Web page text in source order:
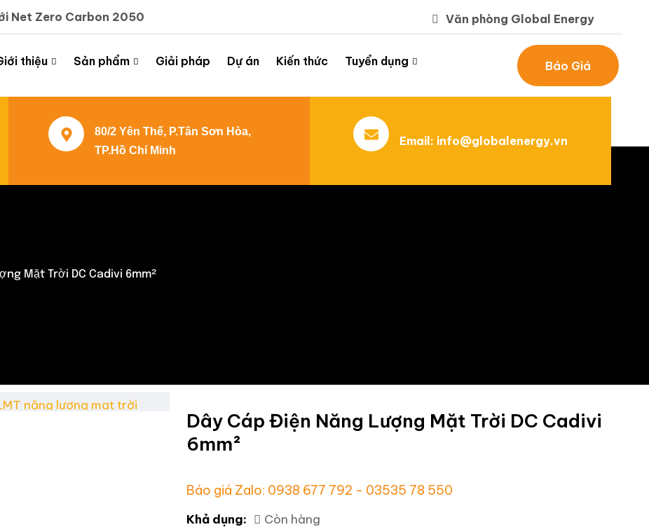
Net Zero Carbon 2050 Văn phòng Global Energy
thiệu Sản phẩm Giải pháp Dự án Kiến thức Tuyển dụng Báo Giá
80/2 Yên Thế, P.Tân Sơn Hòa,
TP.Hồ Chí Minh
Email: info@globalenergy.vn
Mặt Trời DC Cadivi 6mm²
Dây Cáp Điện Năng Lượng Mặt Trời DC Cadivi
6mm²
Báo giá Zalo: 0938 677 792 - 03535 78 550
Khả dụng: Còn hàng